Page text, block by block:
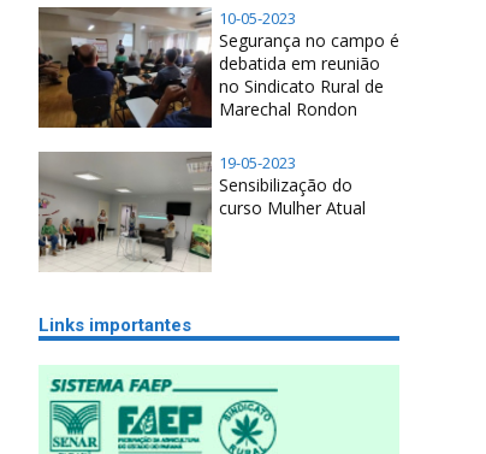
10-05-2023
Segurança no campo é
debatida em reunião
no Sindicato Rural de
Marechal Rondon
19-05-2023
Sensibilização do
curso Mulher Atual
Links importantes